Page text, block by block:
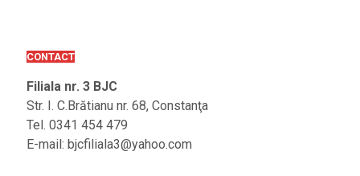
CONTACT
Filiala nr. 3 BJC
Str. I. C.Brătianu nr. 68, Constanţa
Tel. 0341 454 479
E-mail: bjcfiliala3@yahoo.com